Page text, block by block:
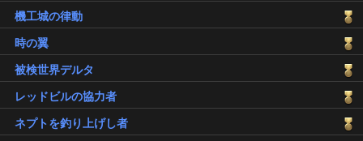
機工城の律動
時の翼
被検世界デルタ
レッドビルの協力者
ネプトを釣り上げし者